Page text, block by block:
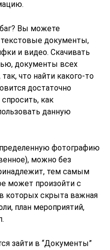
Вы можете
документы,
и видео. Скачивать
документы всех
что найти какого-то
достаточно
как
данную
фотографию
можно без
тем самым
может произойти с
которых скрыта важная
план мероприятий,
зайти в “Документы”